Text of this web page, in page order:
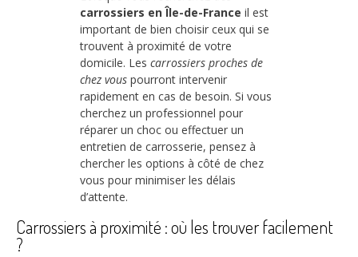
carrossiers en Île-de-France il est
important de bien choisir ceux qui se
trouvent à proximité de votre
domicile. Les carrossiers proches de
chez vous pourront intervenir
rapidement en cas de besoin. Si vous
cherchez un professionnel pour
réparer un choc ou effectuer un
entretien de carrosserie, pensez à
chercher les options à côté de chez
vous pour minimiser les délais
d’attente.
Carrossiers à proximité : où les trouver facilement
?